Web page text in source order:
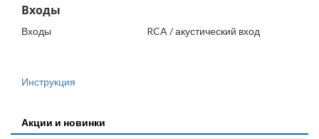
Входы
Входы RCA / акустический вход
Инструкция
Акции и новинки